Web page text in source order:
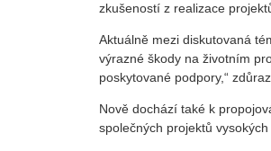
zkušeností z realizace
Aktuálně mezi diskutovaná
výrazné škody na životním
poskytované podpory,“
Nově dochází také k
společných projektů